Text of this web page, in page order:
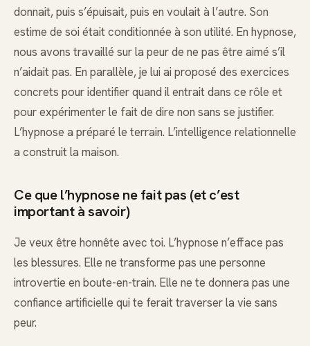
donnait, puis s’épuisait, puis en voulait à l’autre. Son
estime de soi était conditionnée à son utilité. En hypnose,
nous avons travaillé sur la peur de ne pas être aimé s’il
n’aidait pas. En parallèle, je lui ai proposé des exercices
concrets pour identifier quand il entrait dans ce rôle et
pour expérimenter le fait de dire non sans se justifier.
L’hypnose a préparé le terrain. L’intelligence relationnelle
a construit la maison.
Ce que l’hypnose ne fait pas (et c’est
important à savoir)
Je veux être honnête avec toi. L’hypnose n’efface pas
les blessures. Elle ne transforme pas une personne
introvertie en boute-en-train. Elle ne te donnera pas une
confiance artificielle qui te ferait traverser la vie sans
peur.